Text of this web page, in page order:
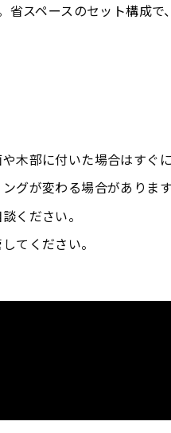
スペースのセット構成
木部に付いた場合はすぐ
が変わる場合がありま
ください。
てください。